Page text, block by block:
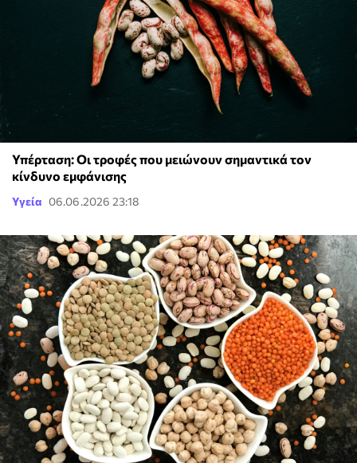
Υπέρταση: Οι τροφές που μειώνουν σημαντικά τον
κίνδυνο εμφάνισης
Υγεία 06.06.2026 23:18